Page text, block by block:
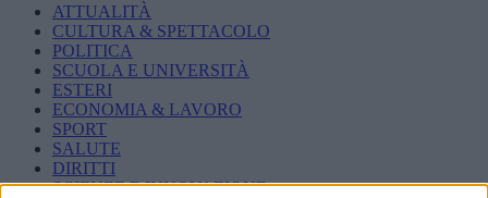
ATTUALITÀ
CULTURA & SPETTACOLO
POLITICA
SCUOLA E UNIVERSITÀ
ESTERI
ECONOMIA & LAVORO
SPORT
SALUTE
DIRITTI
SCIENZE E INNOVAZIONE